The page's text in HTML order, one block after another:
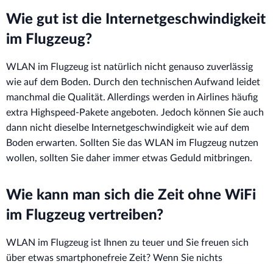
Wie gut ist die Internetgeschwindigkeit
im Flugzeug?
WLAN im Flugzeug ist natürlich nicht genauso zuverlässig
wie auf dem Boden. Durch den technischen Aufwand leidet
manchmal die Qualität. Allerdings werden in Airlines häufig
extra Highspeed-Pakete angeboten. Jedoch können Sie auch
dann nicht dieselbe Internetgeschwindigkeit wie auf dem
Boden erwarten. Sollten Sie das WLAN im Flugzeug nutzen
wollen, sollten Sie daher immer etwas Geduld mitbringen.
Wie kann man sich die Zeit ohne WiFi
im Flugzeug vertreiben?
WLAN im Flugzeug ist Ihnen zu teuer und Sie freuen sich
über etwas smartphonefreie Zeit? Wenn Sie nichts